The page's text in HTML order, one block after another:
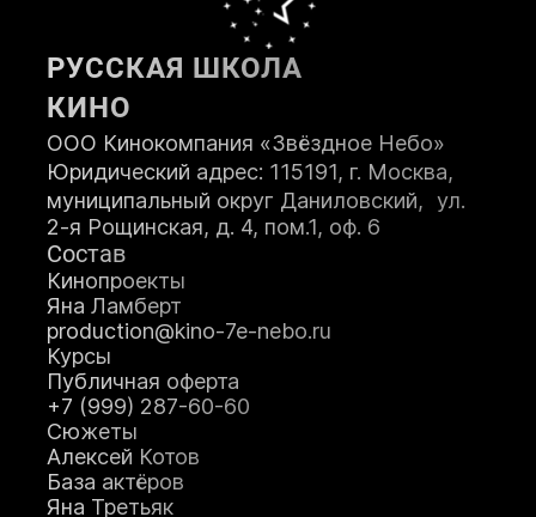
Телефон:
ЗАПИСАТЬСЯ НА КУРС
Я принимаю
Согласиена обработку персональных
данных.
Я соглашаюсь с условиями
РУССКАЯ ШКОЛА
КИНО
ООО Кинокомпания «Звёздное Небо»
Юридический адрес: 115191, г. Москва,
муниципальный округ Даниловский, ул.
2-я Рощинская, д. 4, пом.1, оф. 6
Состав
Кинопроекты
Яна Ламберт
production@kino-7e-nebo.ru
Курсы
Публичная оферта
+7 (999) 287-60-60
Сюжеты
Алексей Котов
База актёров
Яна Третьяк